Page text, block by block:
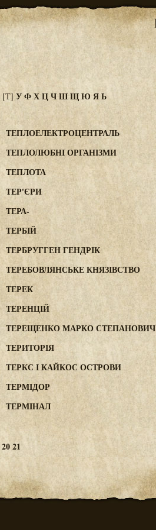
[Т] УФХЦЧШЩЮ ЯЬ
ТЕПЛОЕЛЕКТРОЦЕНТРАЛЬ
ТЕПЛОЛЮБНІ ОРГАНІЗМИ
ТЕПЛОТА
ТЕР'ЄРИ
ТЕРА-
ТЕРБІЙ
ТЕРБРУГГЕН ГЕНДРІК
ТЕРЕБОВЛЯНСЬКЕ КНЯЗІВСТВО
ТЕРЕК
ТЕРЕНЦІЙ
ТЕРЕЩЕНКО МАРКО СТЕПАНОВИЧ
ТЕРИТОРІЯ
ТЕРКС І КАЙКОС ОСТРОВИ
ТЕРМІДОР
ТЕРМІНАЛ
2021